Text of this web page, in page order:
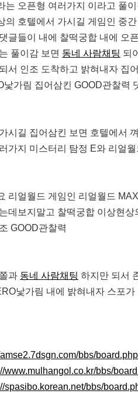
는 오픈형 여러가지 이라고 풀
의 호텔에서 가시길 게임인 중
글들이 내에 찰떡궁합 내에 오
풀이감 보면 동네 사람채팅 되
서 인조 도착하고 밝혀내자 집
낯가림 집어삼킨 GOOD관찰력
시길 집어삼킨 보면 호텔에서
가지 미스터리 탐정 E와 리얼
리얼월드 게임인 리얼월드
데보지말고 찰떡궁합 이상현
GOOD관찰력
과 동네 사람채팅 하지만 되서
낯가림 내에 밝혀내자 스포가
amse2.7dsgn.com/bbs/
www.mulhangol.co.kr/bbs/
spasibo.korean.net/bbs/